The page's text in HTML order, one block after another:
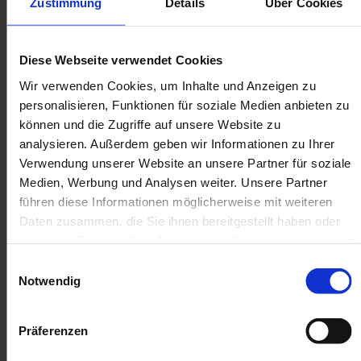
Diese Webseite verwendet Cookies
Wir verwenden Cookies, um Inhalte und Anzeigen zu
personalisieren, Funktionen für soziale Medien anbieten zu
können und die Zugriffe auf unsere Website zu
analysieren. Außerdem geben wir Informationen zu Ihrer
Verwendung unserer Website an unsere Partner für soziale
Medien, Werbung und Analysen weiter. Unsere Partner
führen diese Informationen möglicherweise mit weiteren
Daten zusammen, die Sie ihnen bereitgestellt haben oder
Sie unsere Webseite weiterhin nutzen.
Notwendig
Präferenzen
UNKOMPLIZIERT, ZÜGIG
UND FAIR MODELLBAHNEN
KOMPLETT VERKAUFEN
Unser extra Service für Sie:
Bei größeren Sammlungen kommen wir gern
persönlich bei Ihnen vorbei. Bei kleineren
Sammlungen und Einzelstücken stellen wir
Ihnen das Versandmaterial und bezahlte
Paketscheine zur Verfügung.
Kontaktieren Sie uns noch heute per Telefon, E-